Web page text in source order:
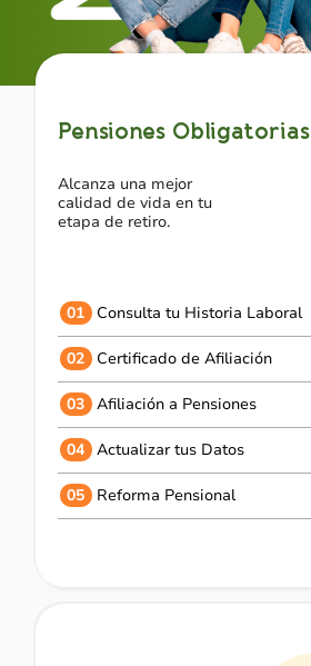
Pensiones Obligatorias
Alcanza una mejor
calidad de vida en tu
etapa de retiro.
01 Consulta tu Historia Laboral
02 Certificado de Afiliación
03 Afiliación a Pensiones
04 Actualizar tus Datos
05 Reforma Pensional